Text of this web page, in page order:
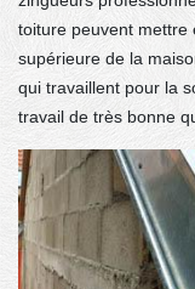
toiture peuvent mettre
supérieure de la
qui travaillent pour la
travail de très bonne